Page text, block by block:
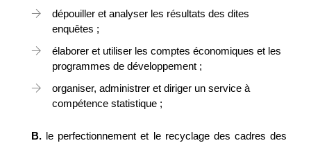
dépouiller et analyser les résultats des dites
enquêtes ;
élaborer et utiliser les comptes économiques et les
programmes de développement ;
organiser, administrer et diriger un service à
compétence statistique ;
B. le perfectionnement et le recyclage des cadres des